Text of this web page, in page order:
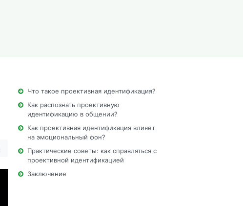
Что такое проективная идентификация?
Как распознать проективную
идентификацию в общении?
Как проективная идентификация влияет
на эмоциональный фон?
Практические советы: как справляться с
проективной идентификацией
Заключение